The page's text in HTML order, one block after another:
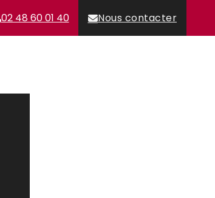
02 48 60 01 40 Nous contacter